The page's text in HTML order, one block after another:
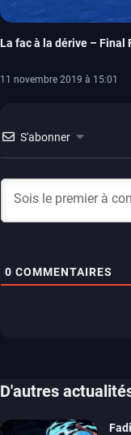
La fac à la dérive – Final
11 novembre 2019 à 15:01
S'abonner
0 COMMENTAIRES
D'autres